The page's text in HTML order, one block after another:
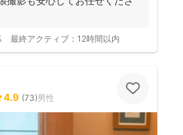
最終アクティブ： 12時間以内
4.9 (73)男性